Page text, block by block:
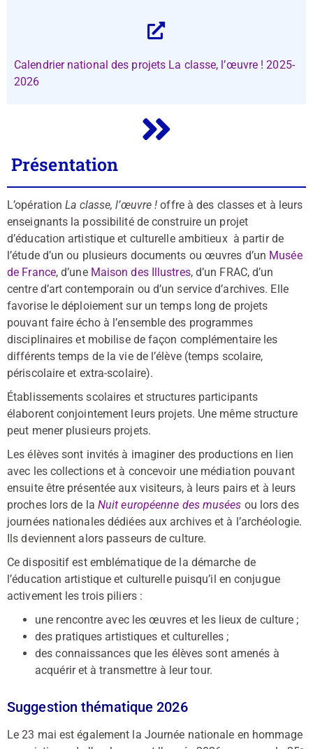
Calendrier national des projets La classe, l’œuvre ! 2025-
2026
Présentation
L’opérationLa classe, l’œuvre !offre à des classes et à leurs
enseignants la possibilité de construire un projet
d’éducation artistique et culturelle ambitieux à partir de
l’étude d’un ou plusieurs documents ou œuvres d’un Musée
de France, d’une Maison des Illustres, d’un FRAC, d’un
centre d’art contemporain ou d’un service d’archives. Elle
favorise le déploiement sur un temps Iong de projets
pouvant faire écho à l’ensemble des programmes
disciplinaires et mobilise de façon complémentaire les
différents temps de la vie de l’élève (temps scolaire,
périscolaire et extra-scolaire).
Établissements scolaires et structures participants
élaborent conjointement leurs projets. Une même structure
peut mener plusieurs projets.
Les élèves sont invités à imaginer des productions en lien
avec les collections et à concevoir une médiation pouvant
ensuite être présentée aux visiteurs, à leurs pairs et à leurs
proches lors de la Nuit européenne des musées ou lors des
journées nationales dédiées aux archives et à l’archéologie.
Ils deviennent alors passeurs de culture.
Ce dispositif est emblématique de la démarche de
l’éducation artistique et culturelle puisqu’il en conjugue
activement les trois piliers :
une rencontre avec les œuvres et les lieux de culture ;
des pratiques artistiques et culturelles ;
des connaissances que les élèves sont amenés à
acquérir et à transmettre à leur tour.
Suggestion thématique 2026
Le 23 mai est également la Journée nationale en hommage